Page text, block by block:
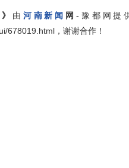
由 河南新闻 网-豫都网提
678019.html，谢谢合作！